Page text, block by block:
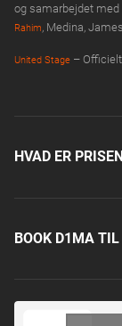
og samarbejdet med
Rahim , Medina,
United Stage –
HVAD ER
BOOK D1MA